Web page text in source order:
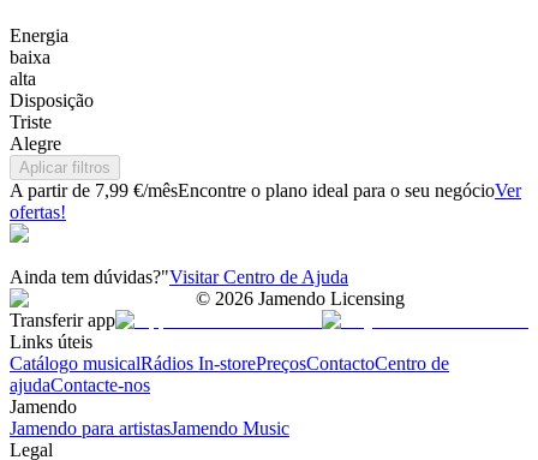
Energia
baixa
alta
Disposição
Triste
Alegre
Aplicar filtros
A partir de 7,99 €/mêsEncontre o plano ideal para o seu negócioVer
ofertas!
Ainda tem dúvidas?"Visitar Centro de Ajuda
© 2026 Jamendo Licensing
Transferir app
Links úteis
Catálogo musicalRádios In-storePreçosContactoCentro de
ajudaContacte-nos
Jamendo
Jamendo para artistasJamendo Music
Legal